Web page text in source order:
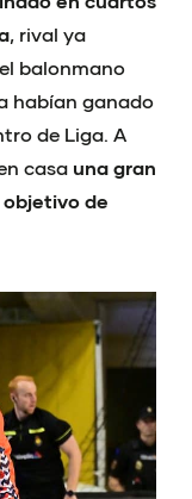
, rival ya
balonmano
habían ganado
de Liga. A
casa una gran
de